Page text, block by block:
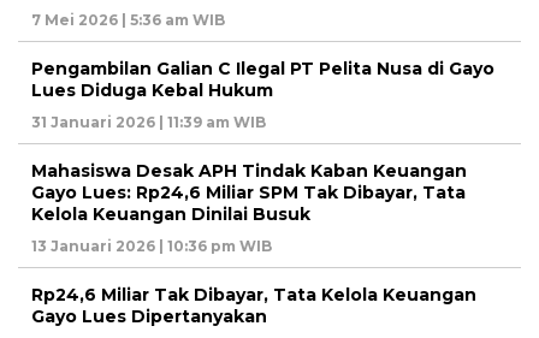
7 Mei 2026 | 5:36 am WIB
Pengambilan Galian C Ilegal PT Pelita Nusa di Gayo
Lues Diduga Kebal Hukum
31 Januari 2026 | 11:39 am WIB
Mahasiswa Desak APH Tindak Kaban Keuangan
Gayo Lues: Rp24,6 Miliar SPM Tak Dibayar, Tata
Kelola Keuangan Dinilai Busuk
13 Januari 2026 | 10:36 pm WIB
Rp24,6 Miliar Tak Dibayar, Tata Kelola Keuangan
Gayo Lues Dipertanyakan